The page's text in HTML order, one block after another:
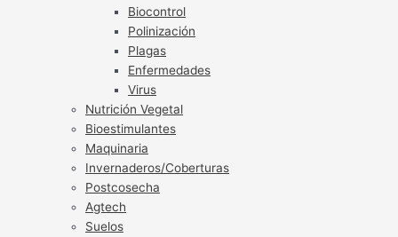
Biocontrol
Polinización
Plagas
Enfermedades
Virus
Nutrición Vegetal
Bioestimulantes
Maquinaria
Invernaderos/Coberturas
Postcosecha
Agtech
Suelos